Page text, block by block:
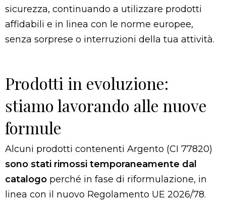
sicurezza, continuando a utilizzare prodotti
affidabili e in linea con le norme europee,
senza sorprese o interruzioni della tua attività.
Prodotti in evoluzione:
stiamo lavorando alle nuove
formule
Alcuni prodotti contenenti Argento (CI 77820)
sono stati rimossi temporaneamente dal
catalogo perché in fase di riformulazione, in
linea con il nuovo Regolamento UE 2026/78.